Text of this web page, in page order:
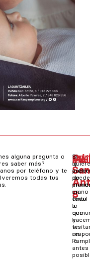
alguna pregunta o
saber más?
por teléfono y te
todas tus
C/
San
8
Si
saber
de
mano
todo
lo
que
en
Si
lo
un
email
a
y
te
lo
antes